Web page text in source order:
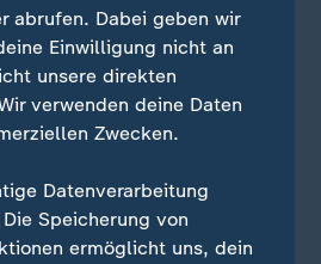
ein Streichergebnis
jedoch zu keinem Zeitpunkt.
wird am Samstag
(ab 9 Uhr) entschieden.
den vergangenen 14 Jahren
den Sieg im Team.
abrufen. Dabei geben wir
Einwilligung nicht an
unsere direkten
verwenden deine Daten
Zwecken.
Datenverarbeitung
Speicherung von
ermöglicht uns, dein